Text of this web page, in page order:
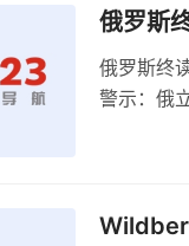
俄罗斯
俄罗斯终
警示：俄